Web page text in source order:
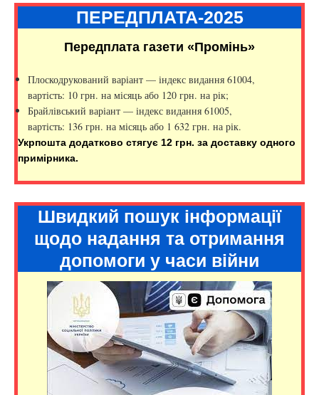
ПЕРЕДПЛАТА-2025
Передплата газети «Промінь»
Плоскодрукований варіант — індекс видання 61004,
вартість: 10 грн. на місяць або 120 грн. на рік;
Брайлівський варіант — індекс видання 61005,
вартість: 136 грн. на місяць або 1 632 грн. на рік.
Укрпошта додатково стягує 12 грн. за доставку одного
примірника.
Швидкий пошук інформації
щодо надання та отримання
допомоги у часи війни